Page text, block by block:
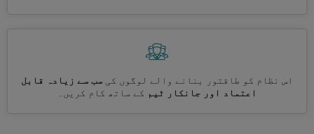
اس نظام کو طاقتور بنانے والے لوگوں کی سب سے زیادہ قابل
اعتماد اور جانکار ٹیم کے ساتھ کام کریں۔